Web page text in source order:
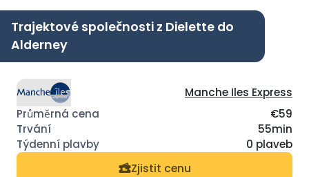
Trajektové společnosti z Dielette do
Alderney
Manche Iles Express
€59
55min
0 plaveb
Zjistit cenu